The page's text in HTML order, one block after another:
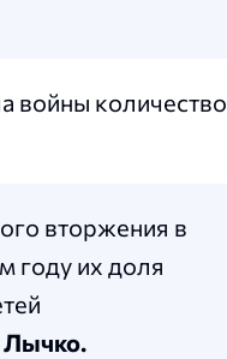
войны количество
вторжения в
году их доля